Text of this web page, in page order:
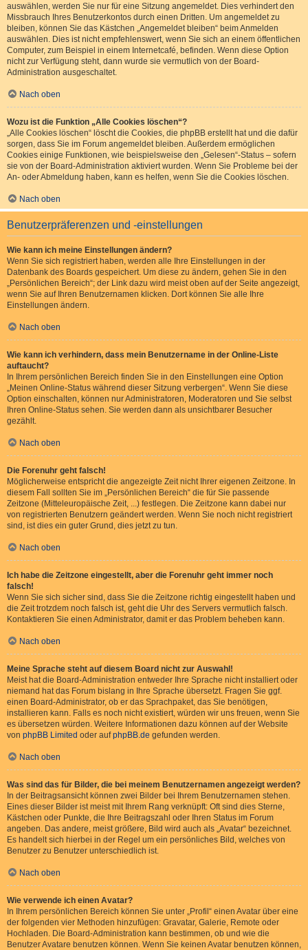
auswählen, werden Sie nur für eine Sitzung angemeldet. Dies verhindert den
Missbrauch Ihres Benutzerkontos durch einen Dritten. Um angemeldet zu
bleiben, können Sie das Kästchen „Angemeldet bleiben“ beim Anmelden
auswählen. Dies ist nicht empfehlenswert, wenn Sie sich an einem öffentlichen
Computer, zum Beispiel in einem Internetcafé, befinden. Wenn diese Option
nicht zur Verfügung steht, dann wurde sie vermutlich von der Board-
Administration ausgeschaltet.
Nach oben
Wozu ist die Funktion „Alle Cookies löschen“?
„Alle Cookies löschen“ löscht die Cookies, die phpBB erstellt hat und die dafür
sorgen, dass Sie im Forum angemeldet bleiben. Außerdem ermöglichen
Cookies einige Funktionen, wie beispielsweise den „Gelesen“-Status – sofern
sie von der Board-Administration aktiviert wurden. Wenn Sie Probleme bei der
An- oder Abmeldung haben, kann es helfen, wenn Sie die Cookies löschen.
Nach oben
Benutzerpräferenzen und -einstellungen
Wie kann ich meine Einstellungen ändern?
Wenn Sie sich registriert haben, werden alle Ihre Einstellungen in der
Datenbank des Boards gespeichert. Um diese zu ändern, gehen Sie in den
„Persönlichen Bereich“; der Link dazu wird meist oben auf der Seite angezeigt,
wenn Sie auf Ihren Benutzernamen klicken. Dort können Sie alle Ihre
Einstellungen ändern.
Nach oben
Wie kann ich verhindern, dass mein Benutzername in der Online-Liste
auftaucht?
In Ihrem persönlichen Bereich finden Sie in den Einstellungen eine Option
„Meinen Online-Status während dieser Sitzung verbergen“. Wenn Sie diese
Option einschalten, können nur Administratoren, Moderatoren und Sie selbst
Ihren Online-Status sehen. Sie werden dann als unsichtbarer Besucher
gezählt.
Nach oben
Die Forenuhr geht falsch!
Möglicherweise entspricht die angezeigte Zeit nicht Ihrer eigenen Zeitzone. In
diesem Fall sollten Sie im „Persönlichen Bereich“ die für Sie passende
Zeitzone (Mitteleuropäische Zeit, ...) festlegen. Die Zeitzone kann dabei nur
von registrierten Benutzern geändert werden. Wenn Sie noch nicht registriert
sind, ist dies ein guter Grund, dies jetzt zu tun.
Nach oben
Ich habe die Zeitzone eingestellt, aber die Forenuhr geht immer noch
falsch!
Wenn Sie sich sicher sind, dass Sie die Zeitzone richtig eingestellt haben und
die Zeit trotzdem noch falsch ist, geht die Uhr des Servers vermutlich falsch.
Kontaktieren Sie einen Administrator, damit er das Problem beheben kann.
Nach oben
Meine Sprache steht auf diesem Board nicht zur Auswahl!
Meist hat die Board-Administration entweder Ihre Sprache nicht installiert oder
niemand hat das Forum bislang in Ihre Sprache übersetzt. Fragen Sie ggf.
einen Board-Administrator, ob er das Sprachpaket, das Sie benötigen,
installieren kann. Falls es noch nicht existiert, würden wir uns freuen, wenn Sie
es übersetzen würden. Weitere Informationen dazu können auf der Website
von phpBB Limited oder aufphpBB.de gefunden werden.
Nach oben
Was sind das für Bilder, die bei meinem Benutzernamen angezeigt werden?
In der Beitragsansicht können zwei Bilder bei Ihrem Benutzernamen stehen.
Eines dieser Bilder ist meist mit Ihrem Rang verknüpft: Oft sind dies Sterne,
Kästchen oder Punkte, die Ihre Beitragszahl oder Ihren Status im Forum
angeben. Das andere, meist größere, Bild wird auch als „Avatar“ bezeichnet.
Es handelt sich hierbei in der Regel um ein persönliches Bild, welches von
Benutzer zu Benutzer unterschiedlich ist.
Nach oben
Wie verwende ich einen Avatar?
In Ihrem persönlichen Bereich können Sie unter „Profil“ einen Avatar über eine
der folgenden vier Methoden hinzufügen: Gravatar, Galerie, Remote oder
Hochladen. Die Board-Administration kann bestimmen, ob und wie die
Benutzer Avatare benutzen können. Wenn Sie keinen Avatar benutzen können,